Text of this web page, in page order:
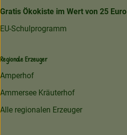
Gratis Ökokiste im Wert von 25 Euro
EU-Schulprogramm
Regionale Erzeuger
Amperhof
Ammersee Kräuterhof
Alle regionalen Erzeuger